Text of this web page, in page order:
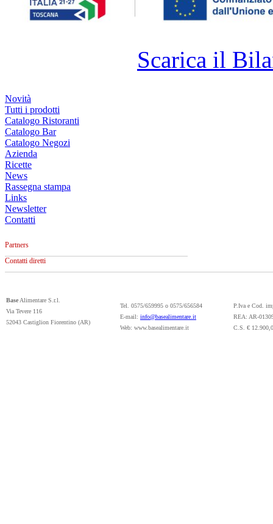
Scarica il
Novità
Tutti i prodotti
Catalogo Ristoranti
Catalogo Bar
Catalogo Negozi
Azienda
Ricette
News
Rassegna stampa
Links
Newsletter
Contatti
Partners
Contatti diretti
Base Alimentare S.r.l.
Via Tevere 116
52043 Castiglion Fiorentino (AR)
Tel. 0575/659995 o 0575/656584
E-mail: info@basealimentare.it
Web: www.basealimentare.it
P.Iva e Cod.
REA: AR-
C.S. €